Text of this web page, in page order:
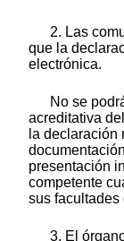
2. Las
que la
electrónica.
No se
acreditativa
la declaración
presentación
competente
sus
3. El